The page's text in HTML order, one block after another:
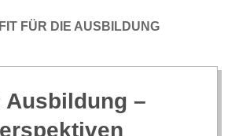
FIT FÜR DIE AUSBILDUNG
Aus­bil­dung –